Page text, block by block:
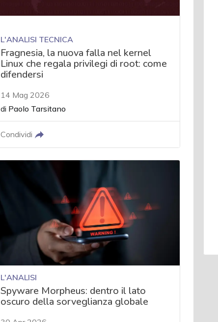
L'ANALISI TECNICA
Fragnesia, la nuova falla nel kernel
Linux che regala privilegi di root: come
difendersi
14 Mag 2026
di Paolo Tarsitano
Condividi
L'ANALISI
Spyware Morpheus: dentro il lato
oscuro della sorveglianza globale